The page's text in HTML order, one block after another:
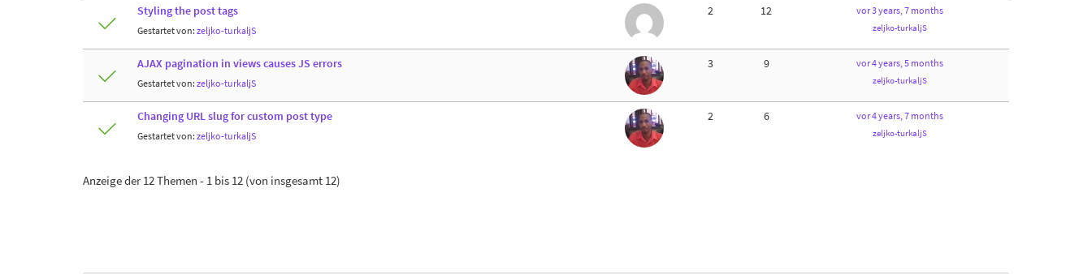
Styling the post tags
Gestartet von: zeljko-turkaljS
2 12 vor 3 years, 7 months
zeljko-turkaljS
AJAX pagination in views causes JS errors
Gestartet von: zeljko-turkaljS
3 9 vor 4 years, 5 months
zeljko-turkaljS
Changing URL slug for custom post type
Gestartet von: zeljko-turkaljS
2 6 vor 4 years, 7 months
zeljko-turkaljS
Anzeige der 12 Themen - 1 bis 12 (von insgesamt 12)